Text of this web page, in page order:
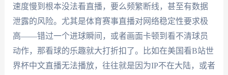
速度慢到根本没法看直播，要么频繁断线，甚至有数据
泄露的风险。尤其是体育赛事直播对网络稳定性要求极
高——错过一个进球瞬间，或者画面卡顿到看不清球员
动作，那看球的乐趣就大打折扣了。比如在美国看B站世
界杯中文直播无法播放，往往就是因为IP不在大陆，或者